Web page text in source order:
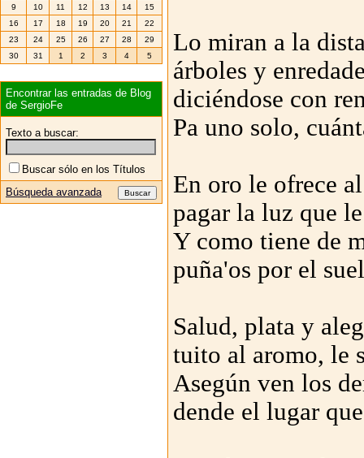
Lo miran a la
árboles y
diciéndose con
Pa uno solo,
En oro le ofrece
pagar la luz que
Y como tiene de
puña'os por el
Salud, plata y
tuito al aromo, le
Asegún ven los
dende el lugar
9
10 11 12 13 14
15
16
17 18 19 20 21
22
23
24 25 26 27 28
29
30
31 1 2 3 4 5
Encontrar las entradas de Blog
de SergioFe
Texto a buscar:
Buscar sólo en los Títulos
Búsqueda avanzada